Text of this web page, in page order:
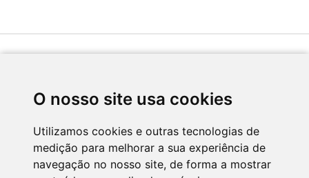
O nosso site usa cookies
Utilizamos cookies e outras tecnologias de
medição para melhorar a sua experiência de
navegação no nosso site, de forma a mostrar